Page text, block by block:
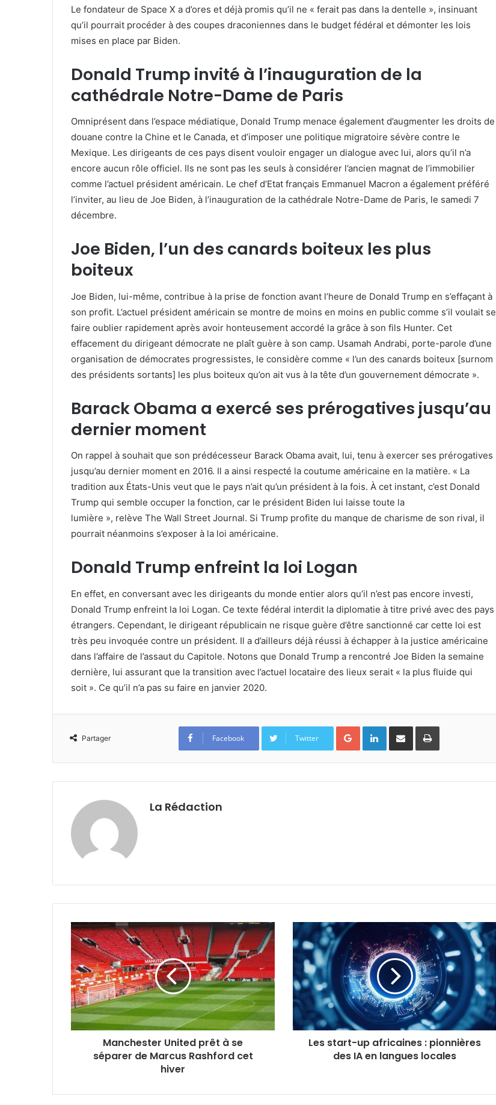
Le fondateur de Space X a d’ores et déjà promis qu’il ne « ferait pas dans la dentelle », insinuant
qu’il pourrait procéder à des coupes draconiennes dans le budget fédéral et démonter les lois
mises en place par Biden.
Donald Trump invité à l’inauguration de la
cathédrale Notre-Dame de Paris
Omniprésent dans l’espace médiatique, Donald Trump menace également d’augmenter les droits de
douane contre la Chine et le Canada, et d’imposer une politique migratoire sévère contre le
Mexique. Les dirigeants de ces pays disent vouloir engager un dialogue avec lui, alors qu’il n’a
encore aucun rôle officiel. Ils ne sont pas les seuls à considérer l’ancien magnat de l’immobilier
comme l’actuel président américain. Le chef d’Etat français Emmanuel Macron a également préféré
l’inviter, au lieu de Joe Biden, à l’inauguration de la cathédrale Notre-Dame de Paris, le samedi 7
décembre.
Joe Biden, l’un des canards boiteux les plus
boiteux
Joe Biden, lui-même, contribue à la prise de fonction avant l’heure de Donald Trump en s’effaçant à
son profit. L’actuel président américain se montre de moins en moins en public comme s’il voulait se
faire oublier rapidement après avoir honteusement accordé la grâce à son fils Hunter. Cet
effacement du dirigeant démocrate ne plaît guère à son camp. Usamah Andrabi, porte-parole d’une
organisation de démocrates progressistes, le considère comme « l’un des canards boiteux [surnom
des présidents sortants] les plus boiteux qu’on ait vus à la tête d’un gouvernement démocrate ».
Barack Obama a exercé ses prérogatives jusqu’au
dernier moment
On rappel à souhait que son prédécesseur Barack Obama avait, lui, tenu à exercer ses prérogatives
jusqu’au dernier moment en 2016. Il a ainsi respecté la coutume américaine en la matière. « La
tradition aux États-Unis veut que le pays n’ait qu’un président à la fois. À cet instant, c’est Donald
Trump qui semble occuper la fonction, car le président Biden lui laisse toute la
lumière », relève The Wall Street Journal. Si Trump profite du manque de charisme de son rival, il
pourrait néanmoins s’exposer à la loi américaine.
Donald Trump enfreint la loi Logan
En effet, en conversant avec les dirigeants du monde entier alors qu’il n’est pas encore investi,
Donald Trump enfreint la loi Logan. Ce texte fédéral interdit la diplomatie à titre privé avec des pays
étrangers. Cependant, le dirigeant républicain ne risque guère d’être sanctionné car cette loi est
très peu invoquée contre un président. Il a d’ailleurs déjà réussi à échapper à la justice américaine
dans l’affaire de l’assaut du Capitole. Notons que Donald Trump a rencontré Joe Biden la semaine
dernière, lui assurant que la transition avec l’actuel locataire des lieux serait « la plus fluide qui
soit ». Ce qu’il n’a pas su faire en janvier 2020.
Partager Facebook Twitter
Google+LinkedinPartager par email Imprimer
La Rédaction
Manchester United prêt à se
séparer de Marcus Rashford cet
hiver
Les start-up africaines : pionnières
des IA en langues locales